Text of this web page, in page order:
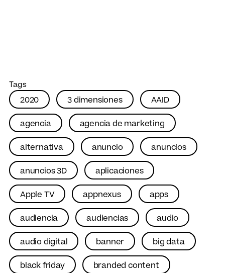
Tags
2020 3 dimensiones AAID
agencia agencia de marketing
alternativa anuncio anuncios
anuncios 3D aplicaciones
Apple TV appnexus apps
audiencia audiencias audio
audio digital banner big data
black friday branded content